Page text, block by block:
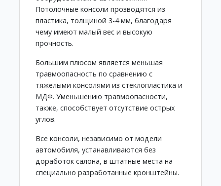
Потолочные консоли прозводятся из
пластика, толщиной 3-4 мм, благодаря
чему имеют малый вес и высокую
прочность.
Большим плюсом является меньшая
травмоопасность по сравнению с
тяжелыми консолями из стеклопластика и
МДФ. Уменьшению травмоопасности,
также, способствует отсутствие острых
углов.
Все консоли, независимо от модели
автомобиля, устанавливаются без
доработок салона, в штатные места на
специально разработанные кронштейны.